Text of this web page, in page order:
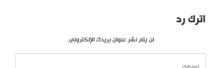
اترك رد
لن يتم نشر عنوان بريدك الإلكتروني.